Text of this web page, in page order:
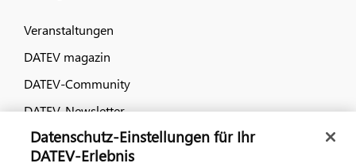
Veranstaltungen
DATEV magazin
DATEV-Community
DATEV-Newsletter
Kontaktieren Sie uns
Datenschutz-Einstellungen für Ihr
DATEV-Erlebnis